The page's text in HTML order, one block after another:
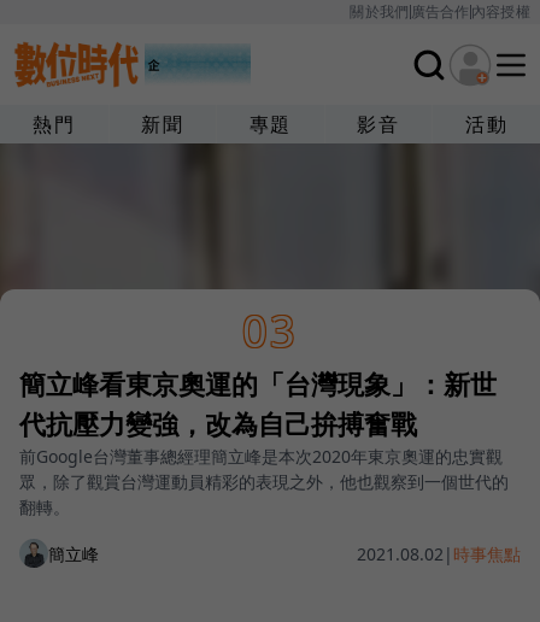
關於我們廣告合作內容授權
熱門 新聞 專題 影音 活動
03
簡立峰看東京奧運的「台灣現象」：新世
代抗壓力變強，改為自己拚搏奮戰
前Google台灣董事總經理簡立峰是本次2020年東京奧運的忠實觀
眾，除了觀賞台灣運動員精彩的表現之外，他也觀察到一個世代的
翻轉。
簡立峰 2021.08.02 | 時事焦點